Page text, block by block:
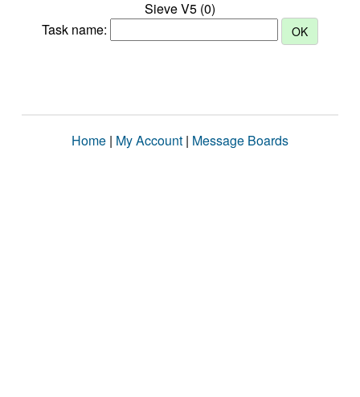
Sieve V5 (0)
Task name:
Home | My Account | Message Boards